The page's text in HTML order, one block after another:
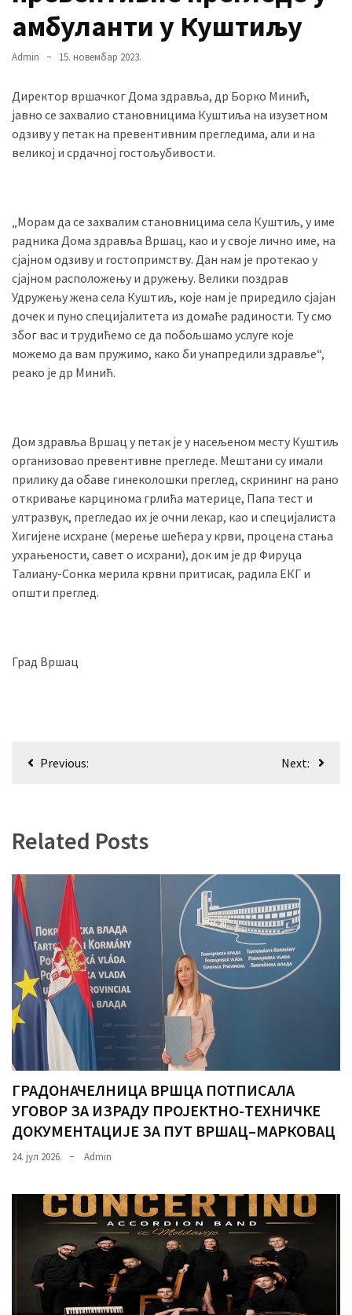
MOST
Вести
(901)
ГРАДОВИ
(810)
Пландиште
(139)
Чланци
(306)
Ковачица
(143)
Blogs
(143)
(140)
амбуланти у Куштиљу
Admin 15. новембар 2023.
Директор вршачког Дома здравља, др Борко Минић,
јавно се захвалио становницима Куштиља на изузетном
одзиву у петак на превентивним прегледима, али и на
великој и срдачној гостољубивости.
„Морам да се захвалим становницима села Куштиљ, у име
радника Дома здравља Вршац, као и у своје лично име, на
сјајном одзиву и гостопримству. Дан нам је протекао у
сјајном расположењу и дружењу. Велики поздрав
Удружењу жена села Куштиљ, које нам је приредило сјајан
дочек и пуно специјалитета из домаће радиности. Ту смо
због вас и трудићемо се да побољшамо услуге које
можемо да вам пружимо, како би унапредили здравље“,
реако је др Минић.
Дом здравља Вршац у петак је у насељеном месту Куштиљ
организовао превентивне прегледе. Мештани су имали
прилику да обаве гинеколошки преглед, скрининг на рано
откривање карцинома грлића материце, Папа тест и
ултразвук, прегледао их је очни лекар, као и специјалиста
Хигијене исхране (мерење шећера у крви, процена стања
ухрањености, савет о исхрани), док им је др Фируца
Талиану-Сонка мерила крвни притисак, радила ЕКГ и
општи преглед.
Град Вршац
Кретање
Previous: Next:
Related Posts
ГРАДОНАЧЕЛНИЦА ВРШЦА ПОТПИСАЛА
УГОВОР ЗА ИЗРАДУ ПРОЈЕКТНО-ТЕХНИЧКЕ
ДОКУМЕНТАЦИЈЕ ЗА ПУТ ВРШАЦ–МАРКОВАЦ
24. јул 2026. Admin